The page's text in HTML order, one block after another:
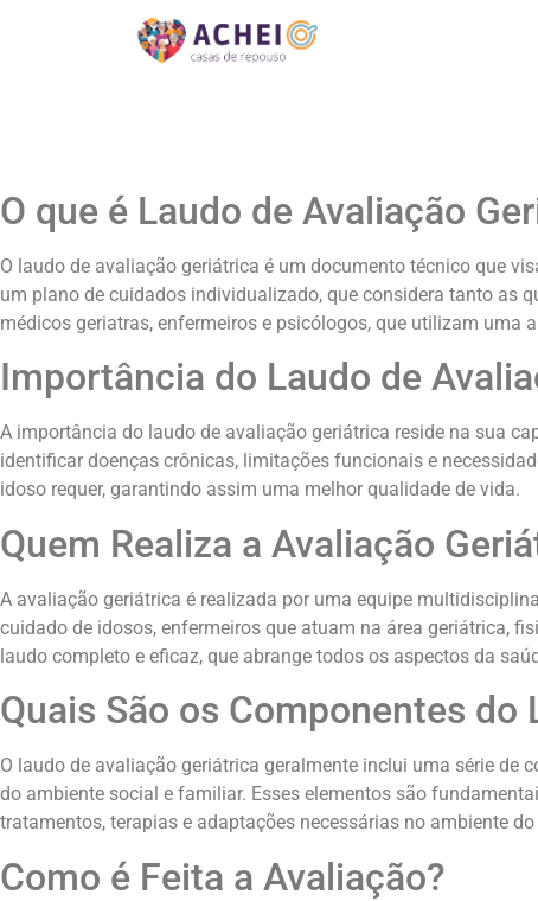
O que é Laudo de Avaliação
O laudo de avaliação geriátrica é um documento técnico que
um plano de cuidados individualizado, que considera tanto as
médicos geriatras, enfermeiros e psicólogos, que utilizam
Importância do Laudo de
A importância do laudo de avaliação geriátrica reside na sua
identificar doenças crônicas, limitações funcionais e
idoso requer, garantindo assim uma melhor qualidade de vida.
Quem Realiza a Avaliação
A avaliação geriátrica é realizada por uma equipe
cuidado de idosos, enfermeiros que atuam na área geriátrica,
laudo completo e eficaz, que abrange todos os aspectos da
Quais São os Componentes do
O laudo de avaliação geriátrica geralmente inclui uma série
do ambiente social e familiar. Esses elementos são
tratamentos, terapias e adaptações necessárias no ambiente
Como é Feita a Avaliação?